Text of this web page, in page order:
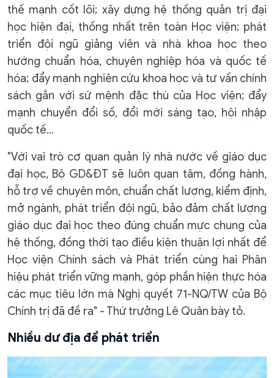
thế mạnh cốt lõi; xây dựng hệ thống quản trị đại
học hiện đại, thống nhất trên toàn Học viện; phát
triển đội ngũ giảng viên và nhà khoa học theo
hướng chuẩn hóa, chuyên nghiệp hóa và quốc tế
hóa; đẩy mạnh nghiên cứu khoa học và tư vấn chính
sách gắn với sứ mệnh đặc thù của Học viện; đẩy
mạnh chuyển đổi số, đổi mới sáng tạo, hội nhập
quốc tế...
"Với vai trò cơ quan quản lý nhà nước về giáo dục
đại học, Bộ GD&ĐT sẽ luôn quan tâm, đồng hành,
hỗ trợ về chuyên môn, chuẩn chất lượng, kiểm định,
mở ngành, phát triển đội ngũ, bảo đảm chất lượng
giáo dục đại học theo đúng chuẩn mực chung của
hệ thống, đồng thời tạo điều kiện thuận lợi nhất để
Học viện Chính sách và Phát triển cùng hai Phân
hiệu phát triển vững mạnh, góp phần hiện thực hóa
các mục tiêu lớn mà Nghị quyết 71-NQ/TW của Bộ
Chính trị đã đề ra" - Thứ trưởng Lê Quân bày tỏ.
Nhiều dư địa để phát triển